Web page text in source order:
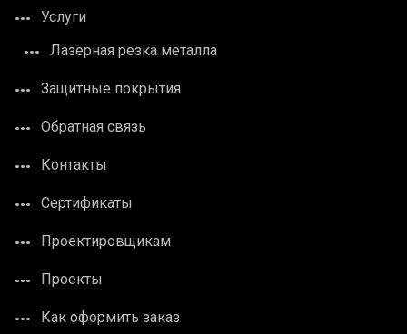
Услуги
Лазерная резка металла
Защитные покрытия
Обратная связь
Контакты
Сертификаты
Проектировщикам
Проекты
Как оформить заказ